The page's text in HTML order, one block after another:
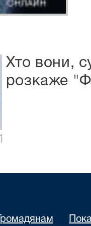
Хто вони,
розкаже
Громадянам